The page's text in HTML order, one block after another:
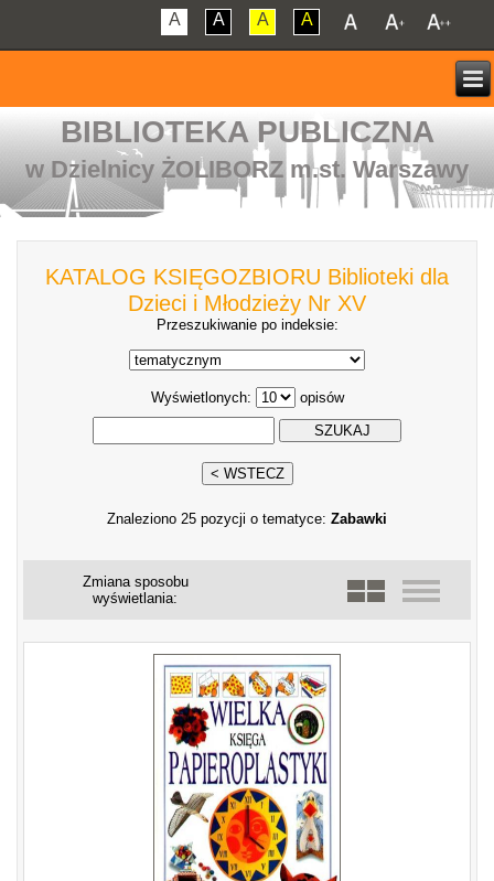
A A A A
BIBLIOTEKA PUBLICZNA
w Dzielnicy ŻOLIBORZ m.st. Warszawy
KATALOG KSIĘGOZBIORU Biblioteki dla
Dzieci i Młodzieży Nr XV
Przeszukiwanie po indeksie:
Wyświetlonych: opisów
Znaleziono 25 pozycji o tematyce: Zabawki
Zmiana sposobu
wyświetlania: